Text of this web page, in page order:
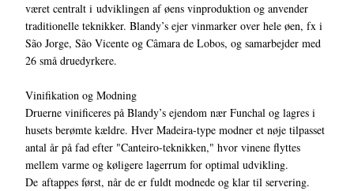
været centralt i udviklingen af øens vinproduktion og anvender
traditionelle teknikker. Blandy’s ejer vinmarker over hele øen, fx i
São Jorge, São Vicente og Câmara de Lobos, og samarbejder med
26 små druedyrkere.
Vinifikation og Modning
Druerne vinificeres på Blandy’s ejendom nær Funchal og lagres i
husets berømte kældre. Hver Madeira-type modner et nøje tilpasset
antal år på fad efter "Canteiro-teknikken," hvor vinene flyttes
mellem varme og køligere lagerrum for optimal udvikling.
De aftappes først, når de er fuldt modnede og klar til servering.